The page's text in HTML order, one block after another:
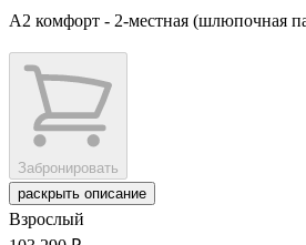
А2 комфорт - 2-местная (шлюпочная
Забронировать
раскрыть описание
Взрослый